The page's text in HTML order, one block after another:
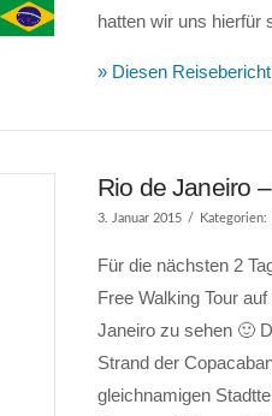
hatten wir uns hierfür
» Diesen
Rio de Janeiro
3. Januar 2015 Kategorien:
Für die nächsten 2
Free Walking Tour
Janeiro zu sehen 🙂
Strand der
gleichnamigen